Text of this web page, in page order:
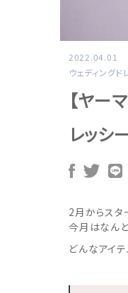
2022.04.01
ウェディングド
【ヤー
レッシ
2月からスタ
今月はなん
どんなアイ